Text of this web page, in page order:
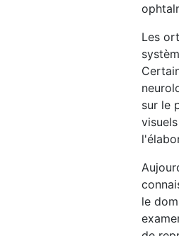
Les
sur le
le